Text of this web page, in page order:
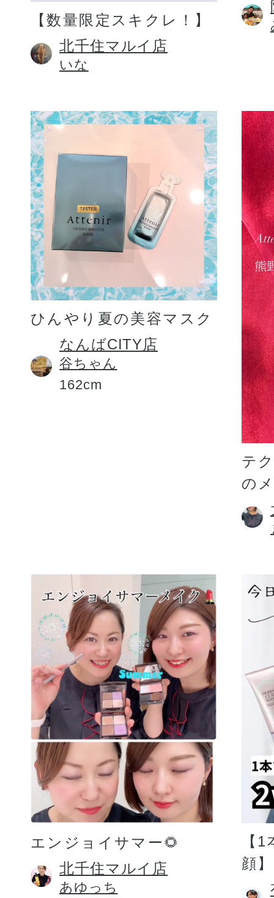
【数量限定スキクレ！】
北千住マルイ店
いな
ひんやり夏の美容マスク
なんばCITY店
谷ちゃん
162cm
テ
の
エンジョイサマー🌻
北千住マルイ店
あゆっち
【
顔】